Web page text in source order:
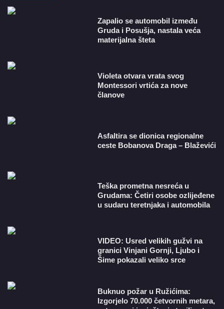
Zapalio se automobil između
Gruda i Posušja, nastala veća
materijalna šteta
Violeta otvara vrata svog
Montessori vrtića za nove
članove
Asfaltira se dionica regionalne
ceste Bobanova Draga – Blaževići
Teška prometna nesreća u
Grudama: Četiri osobe ozlijeđene
u sudaru teretnjaka i automobila
VIDEO: Usred velikih gužvi na
granici Vinjani Gornji, Ljubo i
Šime pokazali veliko srce
Buknuo požar u Ružićima:
Izgorjelo 70.000 četvornih metara,